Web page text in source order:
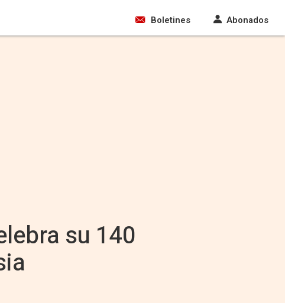
Boletines Abonados
su 140